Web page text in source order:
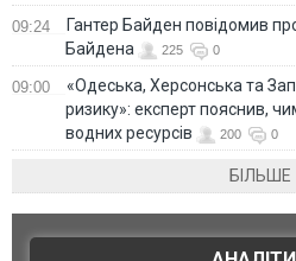
09:24
Гантер Байден повідомив
Байдена
225 0
09:00
«Одеська, Херсонська та
ризику»: експерт пояснив,
водних ресурсів
200 0
БІЛЬШЕ